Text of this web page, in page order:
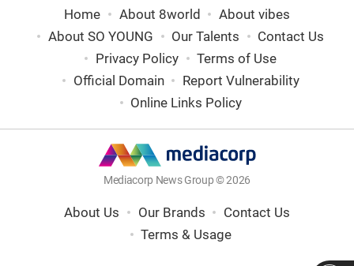
Home About 8world
About vibes
About SO YOUNG
Our Talents
Contact Us
Privacy Policy
Terms of Use
Official Domain
Report Vulnerability
Online Links Policy
Mediacorp News Group © 2026
About Us Our Brands
Contact Us
Terms & Usage